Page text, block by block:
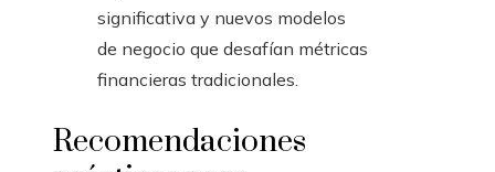
significativa y nuevos modelos
de negocio que desafían métricas
financieras tradicionales.
Recomendaciones